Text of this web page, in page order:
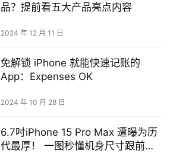
品？提前看五大产品亮点内容
2024 年 12 月 11 日
免解锁 iPhone 就能快速记账的
App：Expenses OK
2024 年 10 月 28 日
6.7吋iPhone 15 Pro Max 遭曝为历
代最厚！ 一图秒懂机身尺寸跟前代